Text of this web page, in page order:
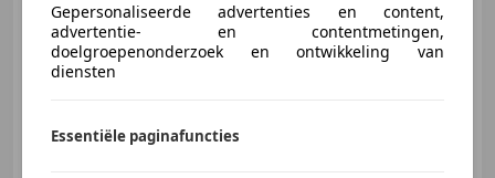
Gepersonaliseerde advertenties en content,
advertentie- en contentmetingen,
doelgroepenonderzoek en ontwikkeling van
diensten
Essentiële paginafuncties